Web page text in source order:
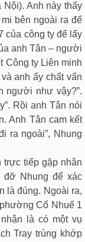
Nội). Anh này thấy
bên ngoài ra để
của công ty để lấy
anh Tân – người
Công ty Liên minh
anh ấy chất vấn
người như vậy?”.
Rồi anh Tân nói
Anh Tân cam kết
ra ngoài”, Nhung
tiếp gặp nhân
Nhung để xác
là đúng. Ngoài ra,
Cổ Nhuế 1
là có một vụ
Tray trùng khớp